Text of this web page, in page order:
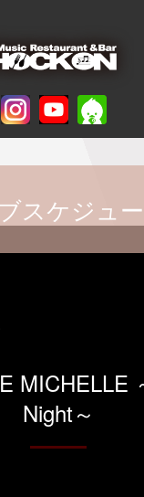
スケジュ
MICHELLE
Night～